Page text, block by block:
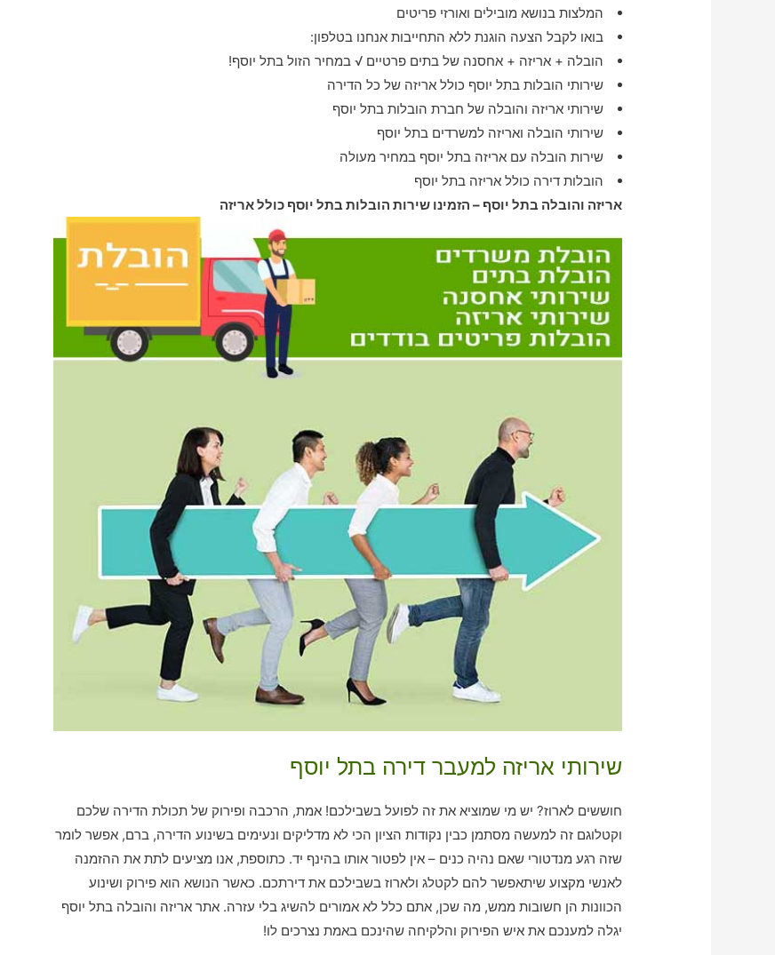
המלצות בנושא מובילים ואורזי פריטים
בואו לקבל הצעה הוגנת ללא התחייבות אנחנו בטלפון:
הובלה + אריזה + אחסנה של בתים פרטיים √ במחיר הזול בתל יוסף!
שירותי הובלות בתל יוסף כולל אריזה של כל הדירה
שירותי אריזה והובלה של חברת הובלות בתל יוסף
שירותי הובלה ואריזה למשרדים בתל יוסף
שירות הובלה עם אריזה בתל יוסף במחיר מעולה
הובלות דירה כולל אריזה בתל יוסף
אריזה והובלה בתל יוסף – הזמינו שירות הובלות בתל יוסף כולל אריזה
שירותי אריזה למעבר דירה בתל יוסף
חוששים לארוז? יש מי שמוציא את זה לפועל בשבילכם! אמת, הרכבה ופירוק של תכולת הדירה שלכם
וקטלוגם זה למעשה מסתמן כבין נקודות הציון הכי לא מדליקים ונעימים בשינוע הדירה, ברם, אפשר לומר
שזה רגע מנדטורי שאם נהיה כנים – אין לפטור אותו בהינף יד. כתוספת, אנו מציעים לתת את ההזמנה
לאנשי מקצוע שיתאפשר להם לקטלג ולארוז בשבילכם את דירתכם. כאשר הנושא הוא פירוק ושינוע
הכוונות הן חשובות ממש, מה שכן, אתם כלל לא אמורים להשיג בלי עזרה. אתר אריזה והובלה בתל יוסף
יגלה למענכם את איש הפירוק והלקיחה שהינכם באמת נצרכים לו!